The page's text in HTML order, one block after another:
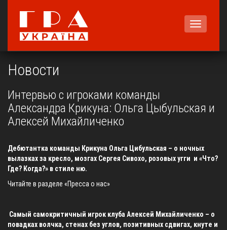
Меню
Новости
Интервью с игроками команды
Александра Крикуна: Ольга Цыбульская и
Алексей Михайличенко
Дебютантка команды Крикуна Ольга Цибульская – о ночных
вылазках за кресло, мозгах Сергея Сивохо, розовых угги и «Что?
Где? Когда?» в стиле ню.
Читайте в разделе «Пресса о нас»
Самый самокритичный игрок клуба Алексей Михайличенко – о
повадках волчка, стенах без углов, позитивных сдвигах, кнуте и